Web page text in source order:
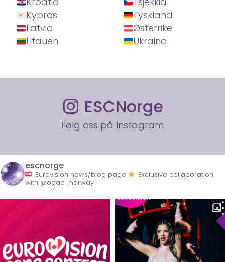
Kypros
Latvia
Litauen
Tyskland
Østerrike
Ukraina
ESCNorge
Følg oss på Instagram
escnorge
Eurovision news/blog page
Exclusive collaboration
with @ogae_norway